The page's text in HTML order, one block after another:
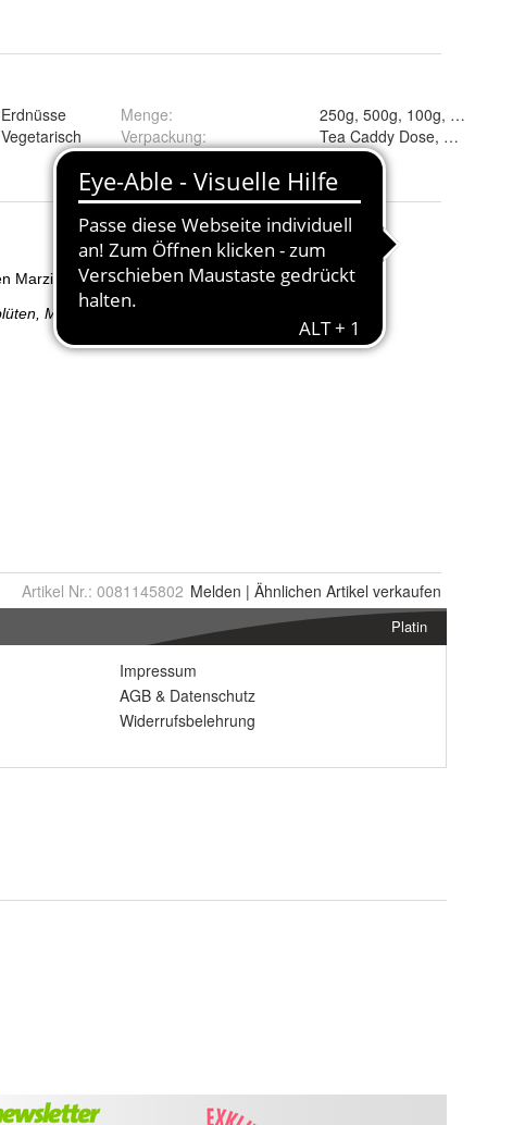
Erdnüsse
Vegetarisch
Menge:
Verpackung: Tea Caddy Dose, Silver Star
Artikel Nr.: 0081145802 Melden | Ähnlichen Artikel verkaufen
Platin
Impressum
AGB & Datenschutz
Widerrufsbelehrung